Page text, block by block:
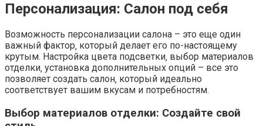
Персонализация: Салон под себя
Возможность персонализации салона – это еще один
важный фактор‚ который делает его по-настоящему
крутым. Настройка цвета подсветки‚ выбор материалов
отделки‚ установка дополнительных опций – все это
позволяет создать салон‚ который идеально
соответствует вашим вкусам и потребностям.
Выбор материалов отделки: Создайте свой